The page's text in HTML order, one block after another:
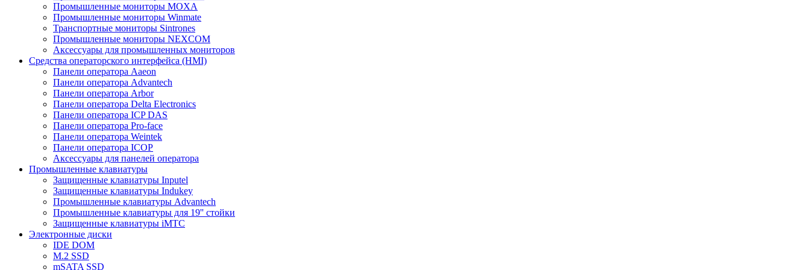
Промышленные мониторы MOXA
Промышленные мониторы Winmate
Транспортные мониторы Sintrones
Промышленные мониторы NEXCOM
Аксессуары для промышленных мониторов
Средства операторского интерфейса (HMI)
Панели оператора Aaeon
Панели оператора Advantech
Панели оператора Arbor
Панели оператора Delta Electronics
Панели оператора ICP DAS
Панели оператора Pro-face
Панели оператора Weintek
Панели оператора ICOP
Аксессуары для панелей оператора
Промышленные клавиатуры
Защищенные клавиатуры Inputel
Защищенные клавиатуры Indukey
Промышленные клавиатуры Advantech
Промышленные клавиатуры для 19'' стойки
Защищенные клавиатуры iMTC
Электронные диски
IDE DOM
M.2 SSD
mSATA SSD